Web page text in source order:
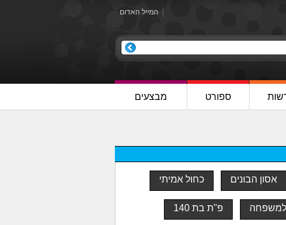
המייל האדום
ספורט מבצעים
אסון הבונים כחול אמיתי
למשפחה פ"ת בת 140